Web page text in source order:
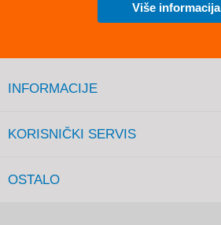
Više informacija
INFORMACIJE
KORISNIČKI SERVIS
OSTALO